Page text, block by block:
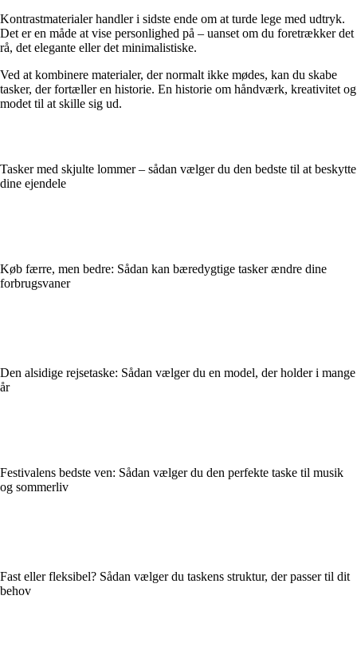
Kontrastmaterialer handler i sidste ende om at turde lege med udtryk.
Det er en måde at vise personlighed på – uanset om du foretrækker det
rå, det elegante eller det minimalistiske.
Ved at kombinere materialer, der normalt ikke mødes, kan du skabe
tasker, der fortæller en historie. En historie om håndværk, kreativitet og
modet til at skille sig ud.
Tasker med skjulte lommer – sådan vælger du den bedste til at beskytte
dine ejendele
Køb færre, men bedre: Sådan kan bæredygtige tasker ændre dine
forbrugsvaner
Den alsidige rejsetaske: Sådan vælger du en model, der holder i mange
år
Festivalens bedste ven: Sådan vælger du den perfekte taske til musik
og sommerliv
Fast eller fleksibel? Sådan vælger du taskens struktur, der passer til dit
behov